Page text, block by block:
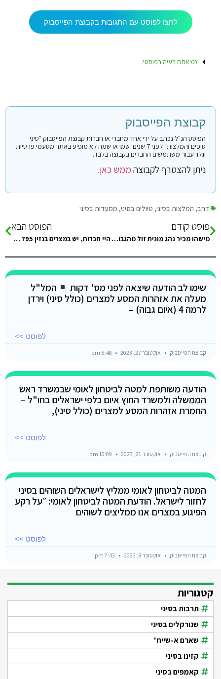
לחצו לפוסט עם התגובות בקבוצת הפייסבוק
מצאתם בעיה בפוסט?
קבוצת הפייסבוק
הפוסט הנ"ל נכתב על ידי אחד מחברי או חברות קבוצת הפייסבוק "סיני
טיפים והמלצות" לפני 7 שנים. שמו או שמה לא מופיע באתר מטעמי פרטיות
וגלוי עבור משתמשים החברים בקבוצה בלבד.
ניתן להצטרף לקבוצהממש כאן.
דהב, המלצות בסיני, טיולים בסיני, מסעדות בסיני
פוסט קודם
מישהו מכיר נהג מונית זול מהגבול לנואיבה(safari beach) לבן אדם אחד?
הפוסט הבא
היי חברות, יש במצרים בנזין 95? מתכננים להיכנס עם רכב.
שימו לב הודעה שיצאה לפני מס' דקות
המל"ל
מעלה את אזהרות המסע למצרים (כולל סיני) וירדן
לרמה 4 (איום גבוה) –
לפוסט >>
קבוצת הפייסבוק אוקטובר 27, 2023
הודעה משותפת למטה לביטחון לאומי שבמשרד ראש
הממשלה ולמשרד החוץ איום כלפי ישראלים בחו"ל –
החמרת אזהרות המסע למצרים (כולל סיני),
לפוסט >>
קבוצת הפייסבוק אוקטובר 21, 2023
המטה לביטחון לאומי ממליץ לישראלים השוהים בסיני
לחזור לישראל. הודעת המטה לביטחון לאומי: ״על רקע
הפיגוע במצרים אנו ממליצים לשוהים
לפוסט >>
קבוצת הפייסבוק אוקטובר 8, 2023
קטגוריות
תרבות בסיני
שנורקלים בסיני
שארם א-שייח'
קזינו בסיני
קאמפים בסיני